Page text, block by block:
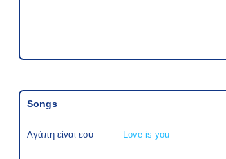
Songs
Αγάπη είναι εσύ Love is you